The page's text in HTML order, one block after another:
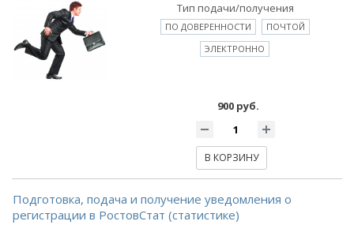
Тип подачи/получения
ПО ДОВЕРЕННОСТИ
ПОЧТОЙ
ЭЛЕКТРОННО
900 руб.
В КОРЗИНУ
Подготовка, подача и получение уведомления о
регистрации в РостовСтат (статистике)